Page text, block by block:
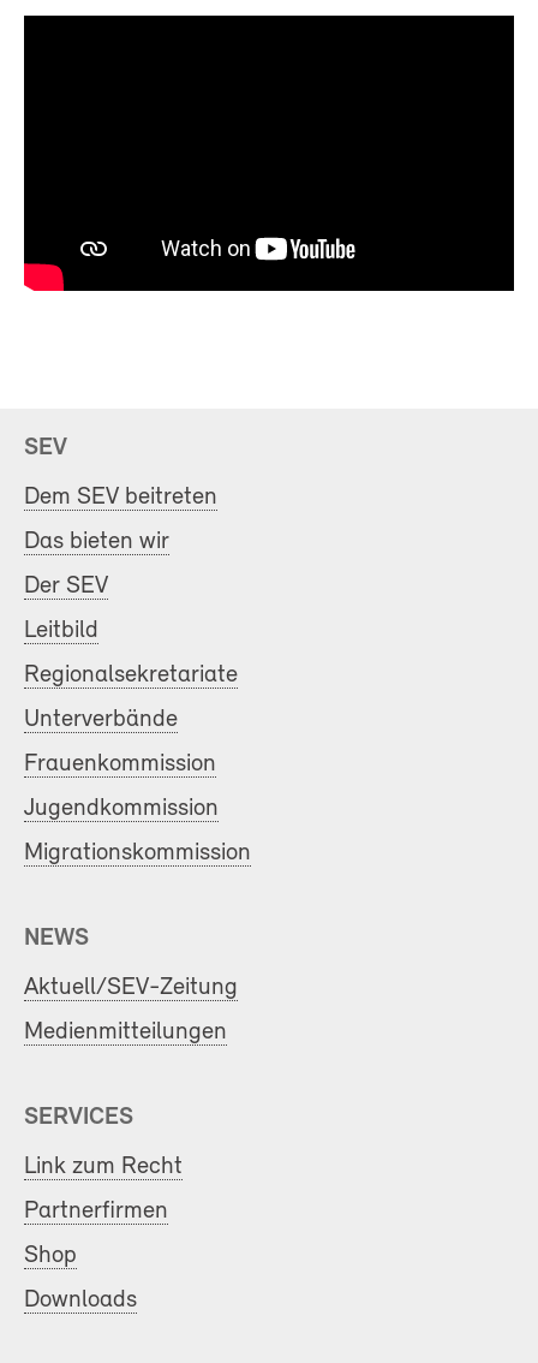
SEV
Dem SEV beitreten
Das bieten wir
Der SEV
Leitbild
Regionalsekretariate
Unterverbände
Frauenkommission
Jugendkommission
Migrationskommission
NEWS
Aktuell/SEV-Zeitung
Medienmitteilungen
SERVICES
Link zum Recht
Partnerfirmen
Shop
Downloads